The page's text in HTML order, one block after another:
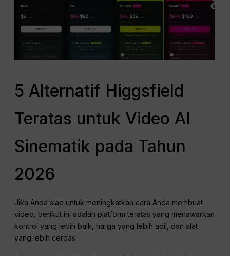
5 Alternatif Higgsfield
Teratas untuk Video AI
Sinematik pada Tahun
2026
Jika Anda siap untuk meningkatkan cara Anda membuat
video, berikut ini adalah platform teratas yang menawarkan
kontrol yang lebih baik, harga yang lebih adil, dan alat
yang lebih cerdas.